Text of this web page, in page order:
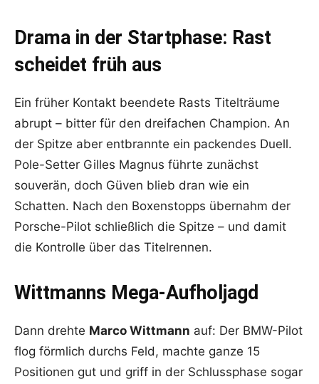
Drama in der Startphase: Rast
scheidet früh aus
Ein früher Kontakt beendete Rasts Titelträume
abrupt – bitter für den dreifachen Champion. An
der Spitze aber entbrannte ein packendes Duell.
Pole-Setter Gilles Magnus führte zunächst
souverän, doch Güven blieb dran wie ein
Schatten. Nach den Boxenstopps übernahm der
Porsche-Pilot schließlich die Spitze – und damit
die Kontrolle über das Titelrennen.
Wittmanns Mega-Aufholjagd
Dann drehte Marco Wittmann auf: Der BMW-Pilot
flog förmlich durchs Feld, machte ganze 15
Positionen gut und griff in der Schlussphase sogar